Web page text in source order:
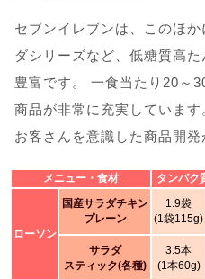
セブンイレブンは、このほ
ダシリーズなど、低糖質高
豊富です。 一食当たり20～
商品が非常に充実していま
お客さんを意識した商品開発
メニュー・食材 タンパク
ローソン
国産サラダチキン
プレーン
1.9袋
(1袋115g)
サラダ
スティック(各種)
3.5本
(1本60g)